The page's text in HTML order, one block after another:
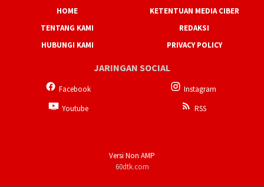
HOME
KETENTUAN MEDIA CIBER
TENTANG KAMI
REDAKSI
HUBUNGI KAMI
PRIVACY POLICY
JARINGAN SOCIAL
Facebook
Instagram
Youtube
RSS
Versi Non AMP
60dtk.com